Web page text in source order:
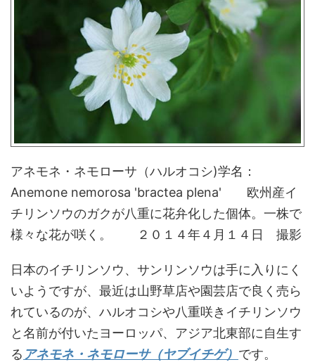
アネモネ・ネモローサ（ハルオコシ)学名：
Anemone nemorosa 'bractea plena' 欧州産イ
チリンソウのガクが八重に花弁化した個体。一株で
様々な花が咲く。 ２０１４年４月１４日 撮影
日本のイチリンソウ、サンリンソウは手に入りにく
いようですが、最近は山野草店や園芸店で良く売ら
れているのが、ハルオコシや八重咲きイチリンソウ
と名前が付いたヨーロッパ、アジア北東部に自生す
る アネモネ・ネモローサ（ヤブイチゲ） です。